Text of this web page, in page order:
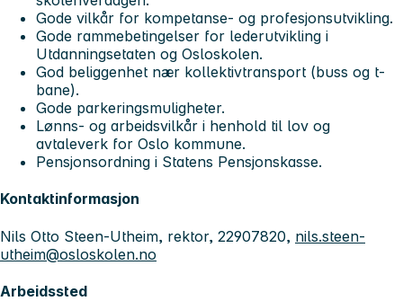
Gode vilkår for kompetanse- og profesjonsutvikling.
Gode rammebetingelser for lederutvikling i
Utdanningsetaten og Osloskolen.
God beliggenhet nær kollektivtransport (buss og t-
bane).
Gode parkeringsmuligheter.
Lønns- og arbeidsvilkår i henhold til lov og
avtaleverk for Oslo kommune.
Pensjonsordning i Statens Pensjonskasse.
Kontaktinformasjon
Nils Otto Steen-Utheim, rektor, 22907820, nils.steen-
utheim@osloskolen.no
Arbeidssted